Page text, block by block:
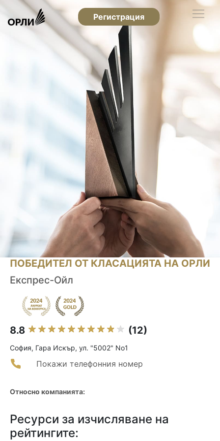
Регистрация
ПОБЕДИТЕЛ ОТ КЛАСАЦИЯТА НА ОРЛИ
Експрес-Ойл
8.8 (12)
София, Гара Искър, ул. "5002" No1
Покажи телефонния номер
Относно компанията:
Ресурси за изчисляване на
рейтингите: